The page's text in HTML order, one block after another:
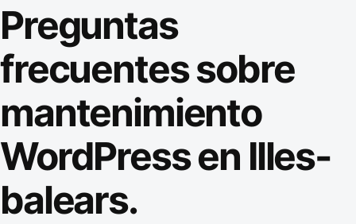
Preguntas
frecuentes sobre
mantenimiento
WordPress en Illes-
balears.